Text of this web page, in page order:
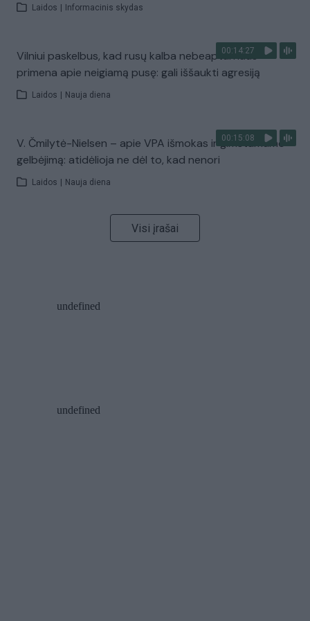
Laidos Informacinis skydas
00:14:27
Vilniui paskelbus, kad rusų kalba nebeaptarnaus –
primena apie neigiamą pusę: gali iššaukti agresiją
Laidos Nauja diena
00:15:08
V. Čmilytė-Nielsen – apie VPA išmokas ir gimstamumo
gelbėjimą: atidėlioja ne dėl to, kad nenori
Laidos Nauja diena
Visi įrašai